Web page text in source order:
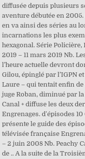
diffusée depuis plusieurs
aventure débutée en
en va ainsi des séries au
incarnations les plus
hexagonal. Série
2019 – 11 mars 2019 Nb.
l’heure actuelle devront
Gilou, épinglé par l’IGPN
Laure – qui tentait enfin de
juge Roban, diminué par
Canal + diffuse les deux
Engrenages. d'épisodes
présente le guide des
télévisée française
– 2 juin 2008 Nb. Peachy
de .. A la suite de la